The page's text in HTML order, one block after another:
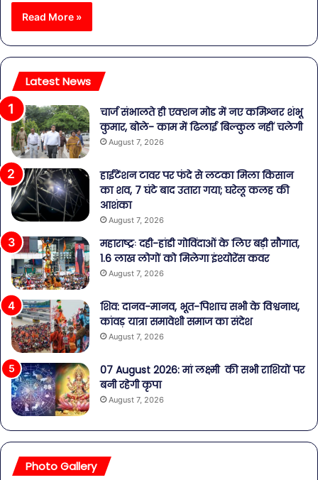
Read More »
Latest News
चार्ज संभालते ही एक्शन मोड में नए कमिश्नर शंभू
कुमार, बोले- काम में ढिलाई बिल्कुल नहीं चलेगी
August 7, 2026
हाईटेंशन टावर पर फंदे से लटका मिला किसान
का शव, 7 घंटे बाद उतारा गया; घरेलू कलह की
आशंका
August 7, 2026
महाराष्ट्रः दही-हांडी गोविंदाओं के लिए बड़ी सौगात,
1.6 लाख लोगों को मिलेगा इंश्योरेंस कवर
August 7, 2026
शिव: दानव-मानव, भूत-पिशाच सभी के विश्वनाथ,
कांवड़ यात्रा समावेशी समाज का संदेश
August 7, 2026
07 August 2026: मां लक्ष्मी की सभी राशियों पर
बनी रहेगी कृपा
August 7, 2026
Photo Gallery